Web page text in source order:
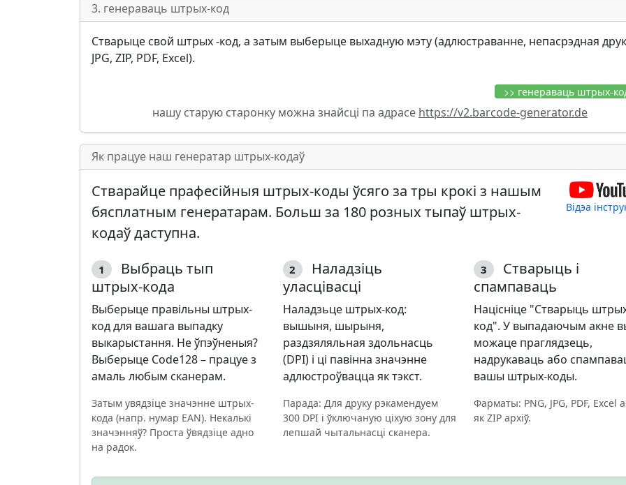
3. генераваць штрых-код
Стварыце свой штрых -код, а затым выберыце выхадную мэту (адлюстраванне, непасрэдная
JPG, ZIP, PDF, Excel).
нашу старую старонку можна знайсці па адрасе https://v2.barcode-generator.de
Як працуе наш генератар штрых-кодаў
Відэа
Стварайце прафесійныя штрых-коды ўсяго за тры крокі з нашым
бясплатным генератарам. Больш за 180 розных тыпаў штрых-
кодаўдаступна.
1
Выбраць тып
штрых-кода
Выберыце правільны штрых-
код для вашага выпадку
выкарыстання. Не ўпэўненыя?
Выберыце Code128 – працуе з
амаль любым сканерам.
Затым увядзіце значэнне штрых-
кода (напр. нумар EAN). Некалькі
значэнняў? Проста ўвядзіце адно
на радок.
2
Наладзіць
уласцівасці
Наладзьце штрых-код:
вышыня, шырыня,
раздзяляльная здольнасць
(DPI) і ці павінна значэнне
адлюстроўвацца як тэкст.
Парада: Для друку рэкамендуем
300 DPI і ўключаную ціхую зону для
лепшай чытальнасці сканера.
3
Стварыць і
спампаваць
Націсніце "Стварыць
код". У выпадаючым акне
можаце праглядзець,
надрукаваць або
вашы штрых-коды.
Фарматы: PNG, JPG, PDF, Excel
як ZIP архіў.